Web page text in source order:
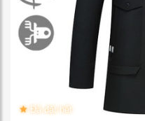
Đã đặt hết